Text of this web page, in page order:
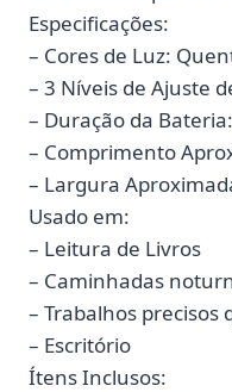
Especificações:
– Cores de Luz:
– 3 Níveis de Ajuste
– Duração da
– Comprimento
– Largura
Usado em:
– Leitura de Livros
– Caminhadas
– Trabalhos
– Escritório
Ítens Inclusos: